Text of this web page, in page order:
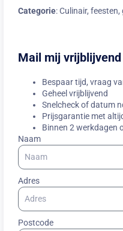
Categorie: Culinair,
Mail mij
Bespaar tijd, vraag
Geheel vrijblijvend
Snelcheck of datum
Prijsgarantie met
Binnen 2 werkdagen
Naam
Adres
Postcode